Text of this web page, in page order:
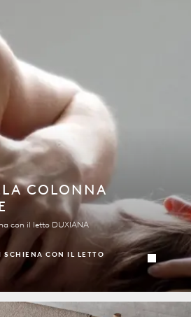
COLONNA
con il letto DUXIANA
SCHIENA CON IL LETTO